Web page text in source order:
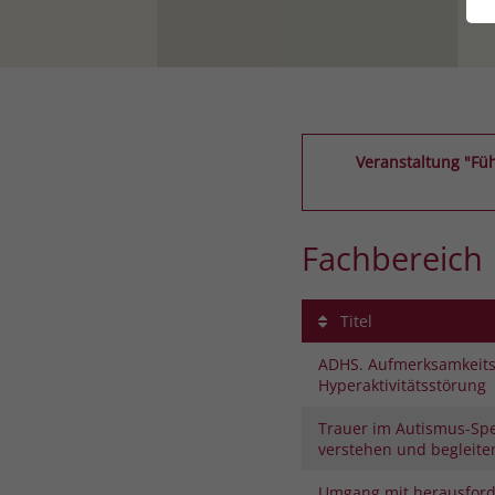
Veranstaltung
Fachbereich
Titel
ADHS.
Hyperaktivitätsstörung
Trauer im Autismus-
verstehen und